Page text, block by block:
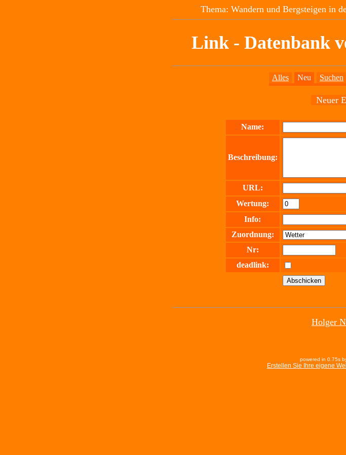
Thema: Wandern und Bergsteigen in
Link - Datenbank
Alles Neu Suchen
Neuer
Name:
Beschreibung:
URL:
Wertung:
Info:
Zuordnung:
Nr:
deadlink:
Holger
powered in 0.75s
Erstellen Sie Ihre eigene